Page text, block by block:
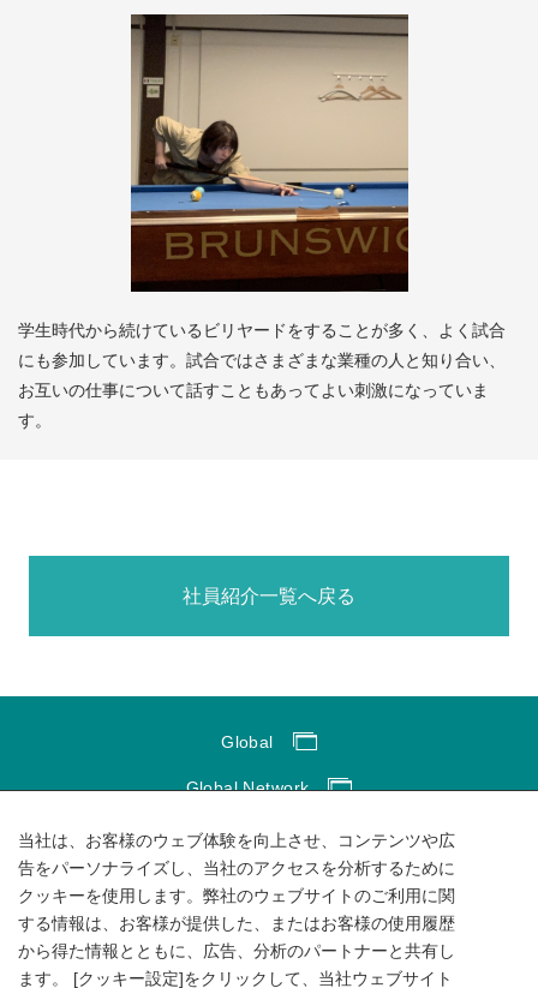
学生時代から続けているビリヤードをすることが多く、よく試合
にも参加しています。試合ではさまざまな業種の人と知り合い、
お互いの仕事について話すこともあってよい刺激になっていま
す。
社員紹介一覧へ戻る
Global
Global Network
サイトのご利用にあたって
ソーシャルメディアポリシー
個人情報保護方針
サイトマップ
当社は、お客様のウェブ体験を向上させ、コンテンツや広
告をパーソナライズし、当社のアクセスを分析するために
クッキーを使用します。弊社のウェブサイトのご利用に関
する情報は、お客様が提供した、またはお客様の使用履歴
から得た情報とともに、広告、分析のパートナーと共有し
ます。 [クッキー設定]をクリックして、当社ウェブサイト